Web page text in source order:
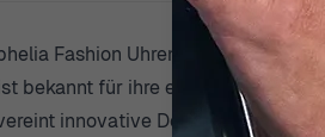
Fashion Uhren
bekannt für ihre exquisite
innovative Designs und